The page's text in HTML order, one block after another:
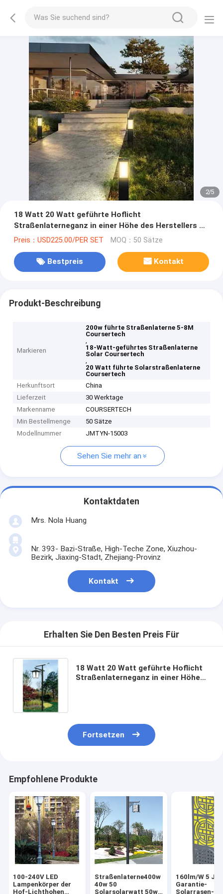
2/5
18 Watt 20 Watt geführte Hoflicht
Straßenlaterneganz in einer Höhe des Herstellers 5-
8M
Preis：USD225.00/PER SET MOQ：50 Sätze
Bestpreis Kontakt
Produkt-Beschreibung
Markieren
200w führte Straßenlaterne 5-8M
Coursertech
,
18-Watt-geführtes Straßenlaterne
Solar Coursertech
,
20 Watt führte Solarstraßenlaterne
Coursertech
Herkunftsort
China
Lieferzeit
30 Werktage
Markenname
COURSERTECH
Min Bestellmenge
50 Sätze
Modellnummer
JMTYN-15003
Sehen Sie mehr an
Kontaktdaten
Mrs. Nola Huang
Nr. 393- Bazi-Straße, High-Teche Zone, Xiuzhou-
Bezirk, Jiaxing-Stadt, Zhejiang-Provinz
Kontakt
Erhalten Sie Den Besten Preis Für
18 Watt 20 Watt geführte Hoflicht
Straßenlaterneganz in einer Höhe
Fortsetzen
Empfohlene Produkte
100-240V LED
Lampenkörper der
Hof-Lichthohen
Straßenlaterne400w
40w 50
Solarsolarwatt 50w
160lm/W 5
Garantie-
Solarrasen-